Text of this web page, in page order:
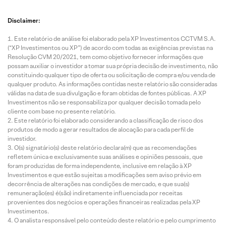
Disclaimer:
Este relatório de análise foi elaborado pela XP Investimentos CCTVM S.A.
(“XP Investimentos ou XP”) de acordo com todas as exigências previstas na
Resolução CVM 20/2021, tem como objetivo fornecer informações que
possam auxiliar o investidor a tomar sua própria decisão de investimento, não
constituindo qualquer tipo de oferta ou solicitação de compra e/ou venda de
qualquer produto. As informações contidas neste relatório são consideradas
válidas na data de sua divulgação e foram obtidas de fontes públicas. A XP
Investimentos não se responsabiliza por qualquer decisão tomada pelo
cliente com base no presente relatório.
Este relatório foi elaborado considerando a classificação de risco dos
produtos de modo a gerar resultados de alocação para cada perfil de
investidor.
O(s) signatário(s) deste relatório declara(m) que as recomendações
refletem única e exclusivamente suas análises e opiniões pessoais, que
foram produzidas de forma independente, inclusive em relação à XP
Investimentos e que estão sujeitas a modificações sem aviso prévio em
decorrência de alterações nas condições de mercado, e que sua(s)
remuneração(es) é(são) indiretamente influenciada por receitas
provenientes dos negócios e operações financeiras realizadas pela XP
Investimentos.
O analista responsável pelo conteúdo deste relatório e pelo cumprimento